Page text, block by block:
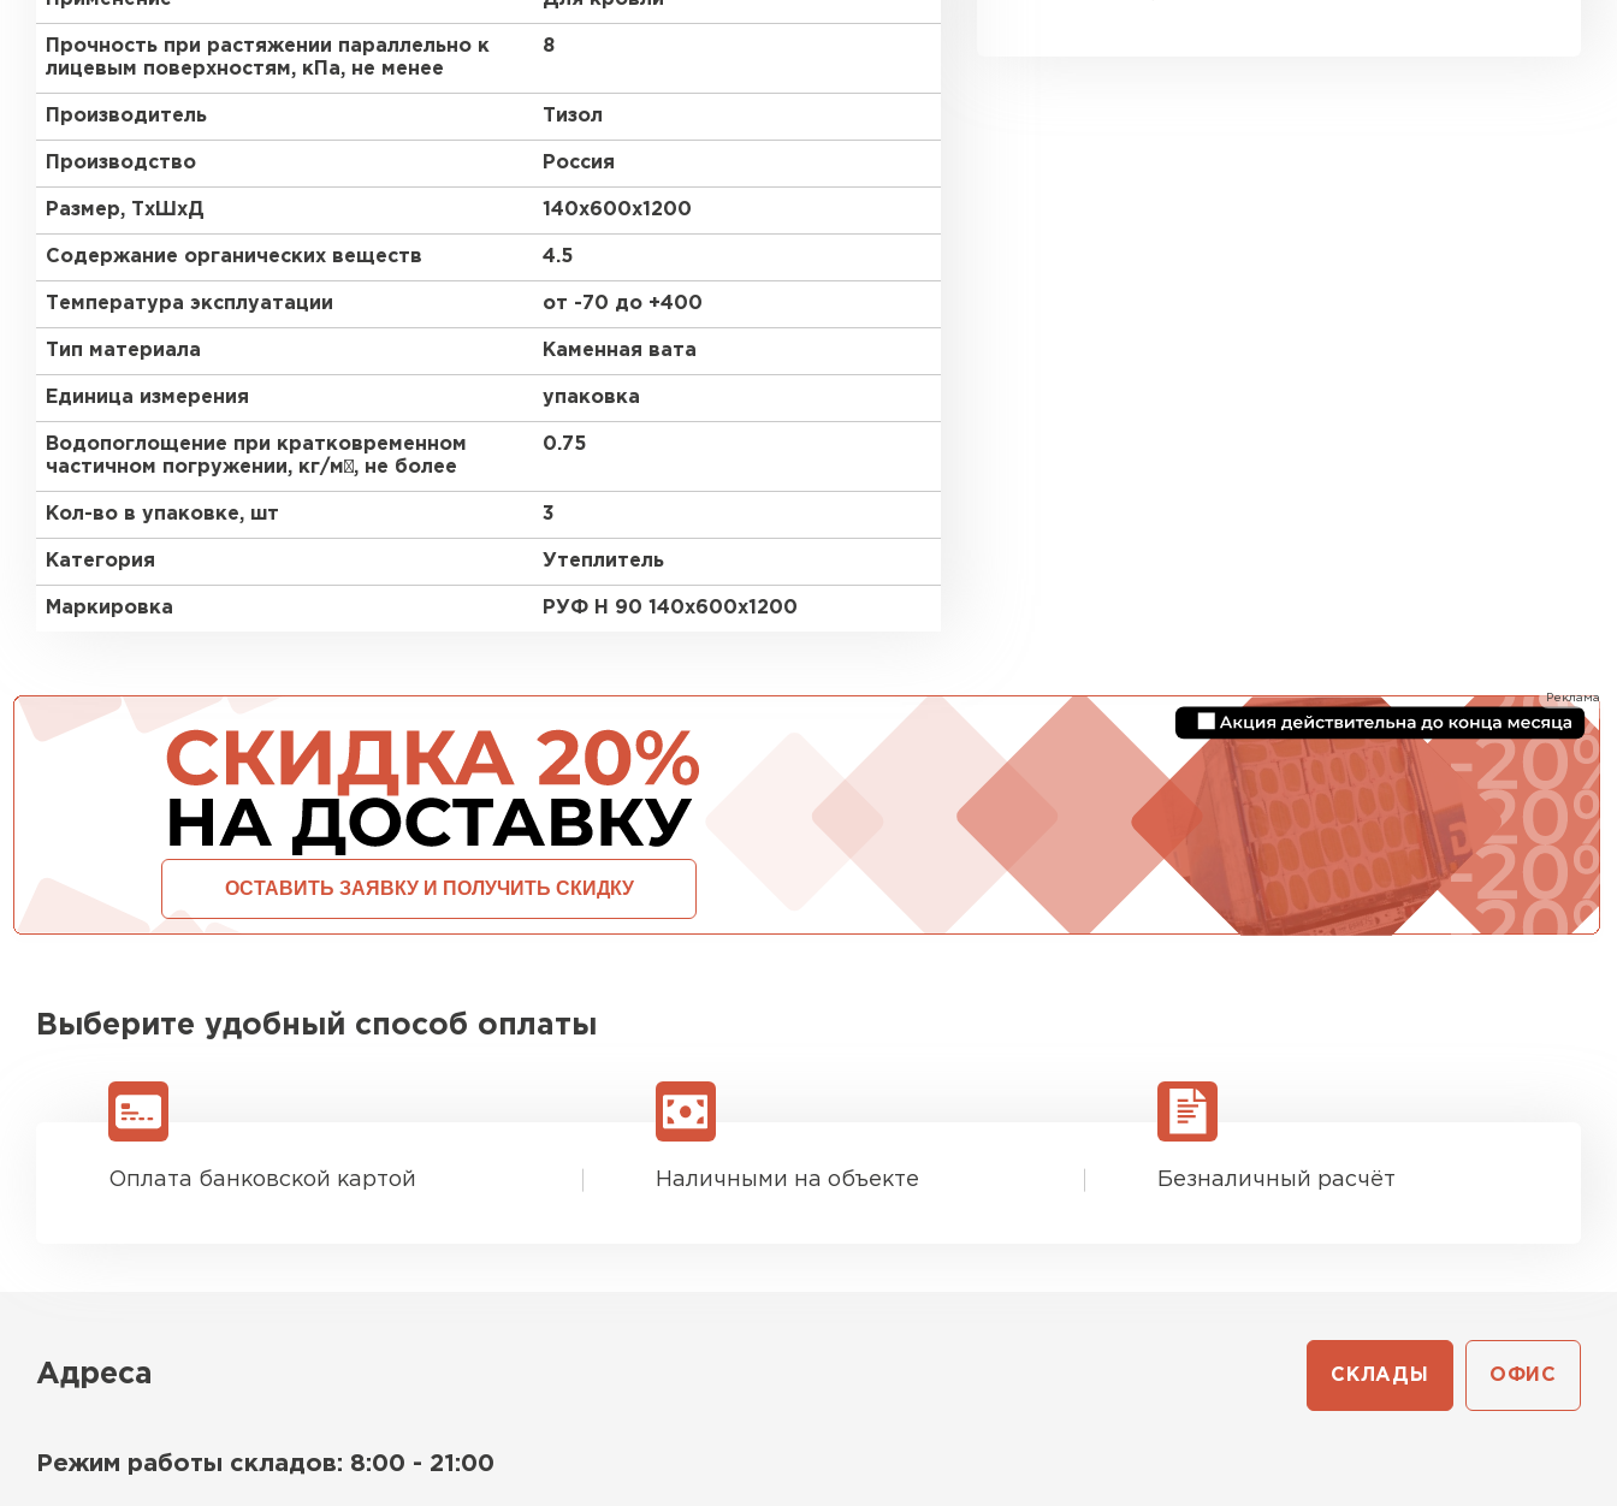
Прочность при растяжении параллельно к
лицевым поверхностям, кПа, не менее
8
Производитель Тизол
Производство Россия
Размер, ТхШхД 140х600х1200
Содержание органических веществ 4.5
Температура эксплуатации от -70 до +400
Тип материала Каменная вата
Единица измерения упаковка
Водопоглощение при кратковременном
частичном погружении, кг/м², не более
0.75
Кол-во в упаковке, шт 3
Категория Утеплитель
Маркировка РУФ Н 90 140х600х1200
Реклама
ОСТАВИТЬ ЗАЯВКУ И ПОЛУЧИТЬ СКИДКУ
Выберите удобный способ оплаты
Оплата банковской картой Наличными на объекте Безналичный расчёт
Адреса СКЛАДЫ ОФИС
Режим работы складов: 8:00 - 21:00
Утеплитель Юматекс Термо
ПЕРЕЙТИ
Утеплитель Неман
ПЕРЕЙТИ
Утеплитель Baswool
ПЕРЕЙТИ